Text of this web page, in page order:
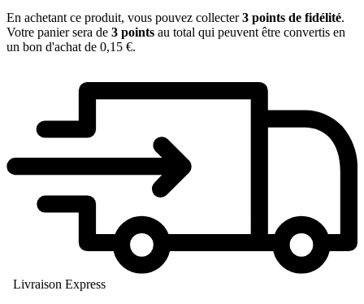
En achetant ce produit, vous pouvez collecter3 points de fidélité.
Votre panier sera de 3 points au total qui peuvent être convertis en
un bon d'achat de 0,15 €.
Livraison Express